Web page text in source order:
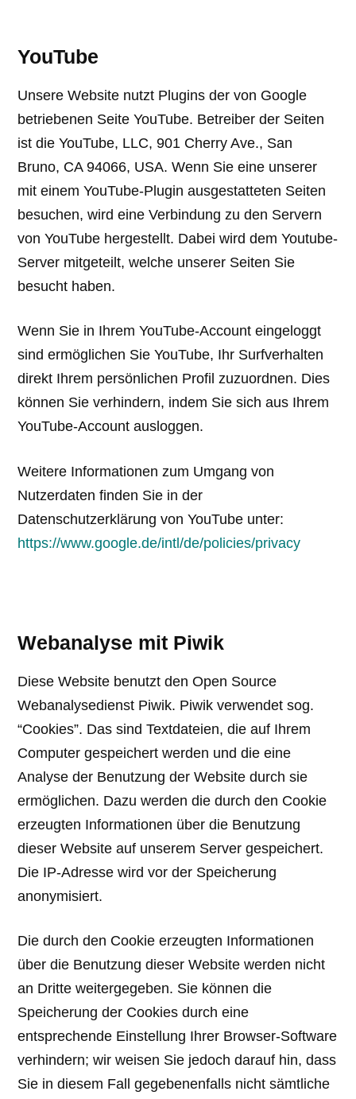
YouTube
Unsere Website nutzt Plugins der von Google
betriebenen Seite YouTube. Betreiber der Seiten
ist die YouTube, LLC, 901 Cherry Ave., San
Bruno, CA 94066, USA. Wenn Sie eine unserer
mit einem YouTube-Plugin ausgestatteten Seiten
besuchen, wird eine Verbindung zu den Servern
von YouTube hergestellt. Dabei wird dem Youtube-
Server mitgeteilt, welche unserer Seiten Sie
besucht haben.
Wenn Sie in Ihrem YouTube-Account eingeloggt
sind ermöglichen Sie YouTube, Ihr Surfverhalten
direkt Ihrem persönlichen Profil zuzuordnen. Dies
können Sie verhindern, indem Sie sich aus Ihrem
YouTube-Account ausloggen.
Weitere Informationen zum Umgang von
Nutzerdaten finden Sie in der
Datenschutzerklärung von YouTube unter:
https://www.google.de/intl/de/policies/privacy
Webanalyse mit Piwik
Diese Website benutzt den Open Source
Webanalysedienst Piwik. Piwik verwendet sog.
“Cookies”. Das sind Textdateien, die auf Ihrem
Computer gespeichert werden und die eine
Analyse der Benutzung der Website durch sie
ermöglichen. Dazu werden die durch den Cookie
erzeugten Informationen über die Benutzung
dieser Website auf unserem Server gespeichert.
Die IP-Adresse wird vor der Speicherung
anonymisiert.
Die durch den Cookie erzeugten Informationen
über die Benutzung dieser Website werden nicht
an Dritte weitergegeben. Sie können die
Speicherung der Cookies durch eine
entsprechende Einstellung Ihrer Browser-Software
verhindern; wir weisen Sie jedoch darauf hin, dass
Sie in diesem Fall gegebenenfalls nicht sämtliche